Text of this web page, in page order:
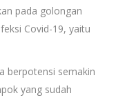
pada golongan
Covid-19, yaitu
berpotensi semakin
yang sudah